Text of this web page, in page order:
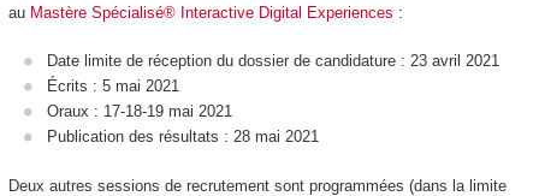
au Mastère Spécialisé® Interactive Digital Experiences :
Date limite de réception du dossier de candidature : 23 avril 2021
Écrits : 5 mai 2021
Oraux : 17-18-19 mai 2021
Publication des résultats : 28 mai 2021
Deux autres sessions de recrutement sont programmées (dans la limite